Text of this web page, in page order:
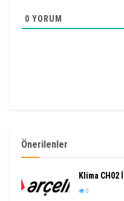
0 YORUM
Önerilenler
Klima
0